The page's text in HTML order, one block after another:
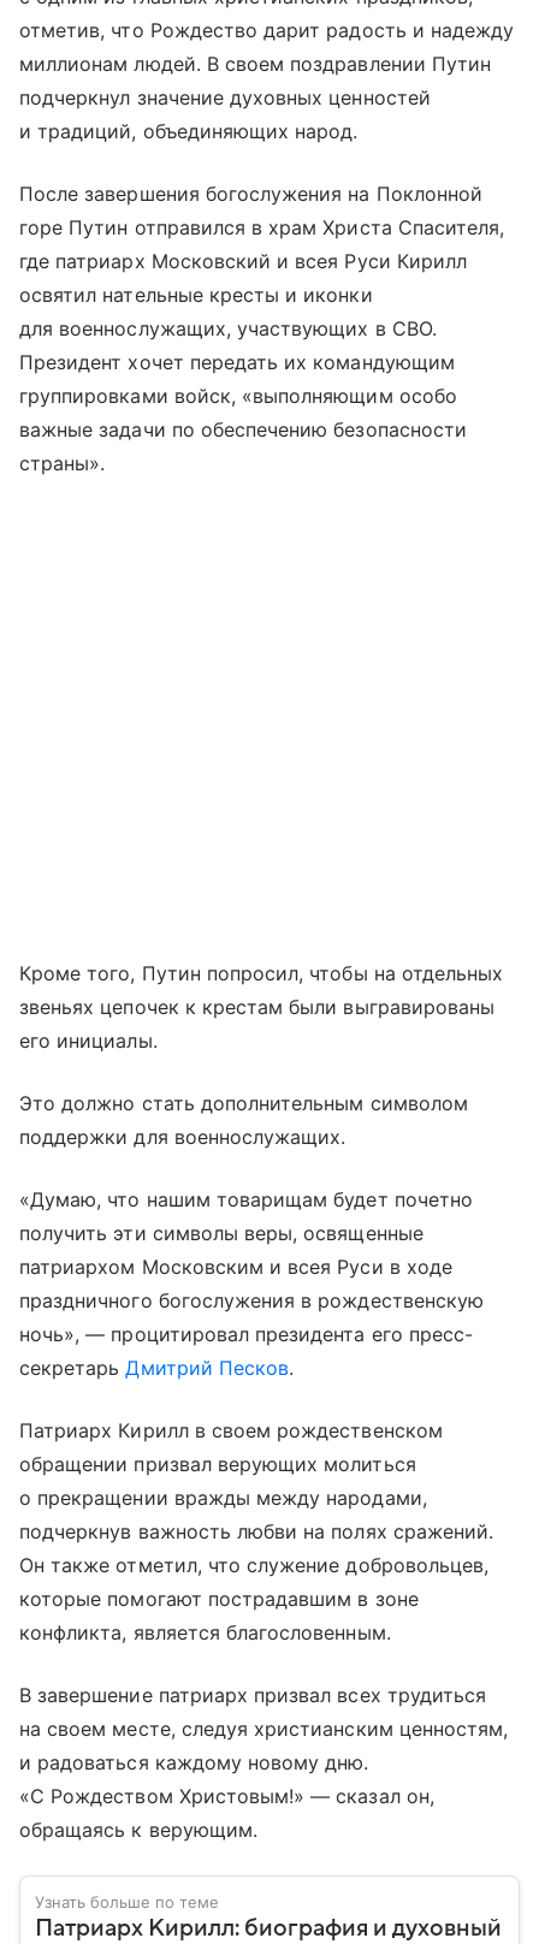
отметив, что Рождество дарит радость и надежду
миллионам людей. В своем поздравлении Путин
подчеркнул значение духовных ценностей
и традиций, объединяющих народ.
После завершения богослужения на Поклонной
горе Путин отправился в храм Христа Спасителя,
где патриарх Московский и всея Руси Кирилл
освятил нательные кресты и иконки
для военнослужащих, участвующих в СВО.
Президент хочет передать их командующим
группировками войск, «выполняющим особо
важные задачи по обеспечению безопасности
страны».
Кроме того, Путин попросил, чтобы на отдельных
звеньях цепочек к крестам были выгравированы
его инициалы.
Это должно стать дополнительным символом
поддержки для военнослужащих.
«Думаю, что нашим товарищам будет почетно
получить эти символы веры, освященные
патриархом Московским и всея Руси в ходе
праздничного богослужения в рождественскую
ночь», — процитировал президента его пресс-
секретарьДмитрий Песков.
Патриарх Кирилл в своем рождественском
обращении призвал верующих молиться
о прекращении вражды между народами,
подчеркнув важность любви на полях сражений.
Он также отметил, что служение добровольцев,
которые помогают пострадавшим в зоне
конфликта, является благословенным.
В завершение патриарх призвал всех трудиться
на своем месте, следуя христианским ценностям,
и радоваться каждому новому дню.
«С Рождеством Христовым!» — сказал он,
обращаясь к верующим.
Узнать больше по теме
Патриарх Кирилл: биография и духовный